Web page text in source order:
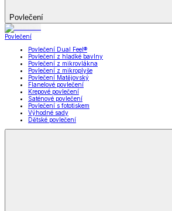
Povlečení
Povlečení
Povlečení Dual Feel®
Povlečení z hladké bavlny
Povlečení z mikrovlákna
Povlečení z mikroplyše
Povlečení Matějovský
Flanelové povlečení
Krepové povlečení
Saténové povlečení
Povlečení s fototiskem
Výhodné sady
Dětské povlečení